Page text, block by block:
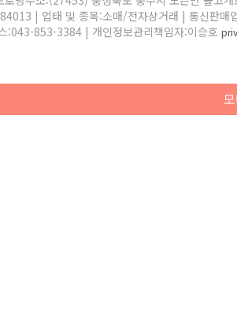
| 업태 및 종목:소매/전자상거래 | 통신판매
:043-853-3384 | 개인정보관리책임자:이승호